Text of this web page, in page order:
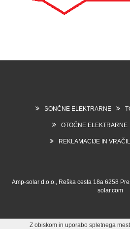
SONČNE ELEKTRARNE
OTOČNE ELEKTRARNE
REKLAMACIJE IN
Amp-solar d.o.o., Reška cesta 18a 6258
solar.com
Z obiskom in uporabo spletnega